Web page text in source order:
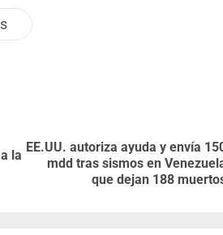
la
EE.UU. autoriza ayuda y envía
mdd tras sismos en
que dejan 188